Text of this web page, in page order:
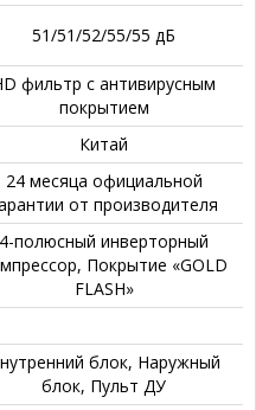
51/51/52/55/55 дБ
фильтр с антивирусным
покрытием
Китай
24 месяца официальной
от производителя
4-полюсный инверторный
Покрытие «GOLD
FLASH»
блок, Наружный
блок, Пульт ДУ